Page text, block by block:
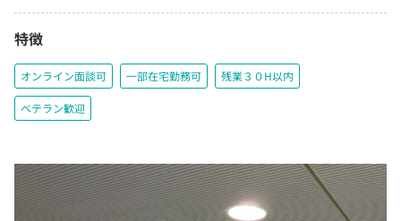
特徴
オンライン面談可 一部在宅勤務可 残業３０H以内
ベテラン歓迎